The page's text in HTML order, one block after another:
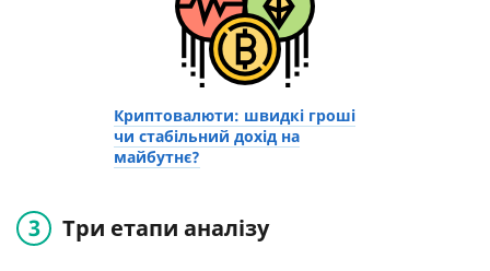
Криптовалюти: швидкі гроші
чи стабільний дохід на
майбутнє?
Три етапи аналізу